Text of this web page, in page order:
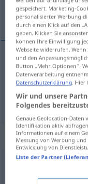
извежбати се
Beispiele
sich einarbeiten
извежбати сеpf ( in AKK
gespeichert. Marketing-
personalisierter Werbung
durch einen Klick auf den
geben. Klicken Sie
können Ihre Einwilligung
Webseite widerrufen.
und den
Button „Mehr Optionen“.
Datenverarbeitung
Datenschutzerklärung. Hier
Wir und unsere
Folgendes
Genaue Geolocation-Daten
Identifikation aktiv
Informationen auf einem
Messung von Werbung
Entwicklung von
Liste der Partner